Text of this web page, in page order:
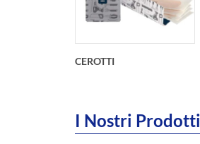
CEROTTI
I Nostri Prodotti